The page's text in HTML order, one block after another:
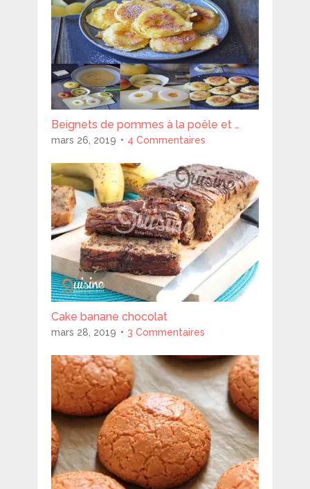
Beignets de pommes à la poêle et …
mars 26, 2019 4 Commentaires
Cake banane chocolat
mars 28, 2019 3 Commentaires